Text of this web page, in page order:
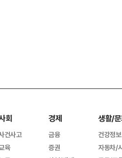
회
건사고
육
경제
금융
증권
생활/
건강정보
자동차/